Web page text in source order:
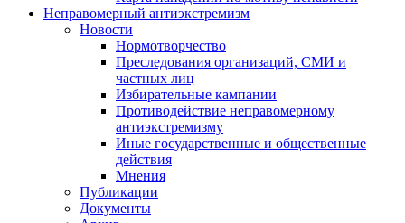
Неправомерный антиэкстремизм
Новости
Нормотворчество
Преследования организаций, СМИ и
частных лиц
Избирательные кампании
Противодействие неправомерному
антиэкстремизму
Иные государственные и общественные
действия
Мнения
Публикации
Документы